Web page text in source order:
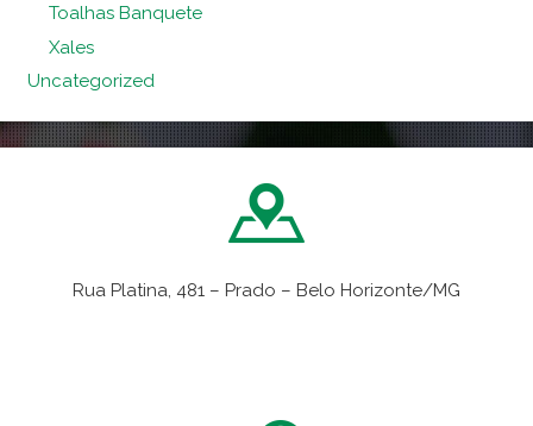
Toalhas Banquete
Xales
Uncategorized
Rua Platina, 481 – Prado – Belo Horizonte/MG